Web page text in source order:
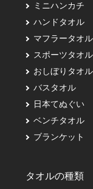
ミニハンカチ
ハンドタオル
マフラータオル
スポーツタオル
おしぼりタオル
バスタオル
日本てぬぐい
ベンチタオル
ブランケット
タオルの種類